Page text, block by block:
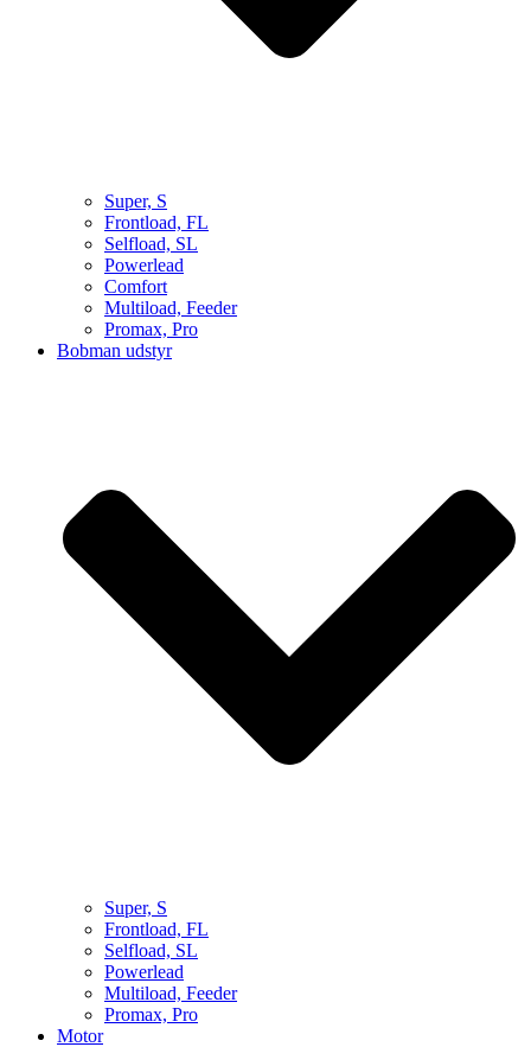
Super, S
Frontload, FL
Selfload, SL
Powerlead
Comfort
Multiload, Feeder
Promax, Pro
Bobman udstyr
Super, S
Frontload, FL
Selfload, SL
Powerlead
Multiload, Feeder
Promax, Pro
Motor